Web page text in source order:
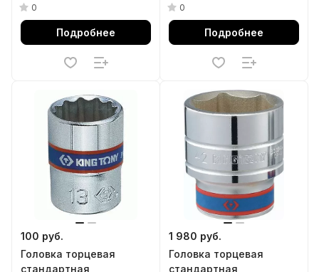
3/8", 1/4", дюймовая
KING TONY 333008S
0
Подробнее
хромированная Matrix
0
Подробнее
100 руб.
Головка торцевая
стандартная
1 980 руб.
Головка торцевая
стандартная